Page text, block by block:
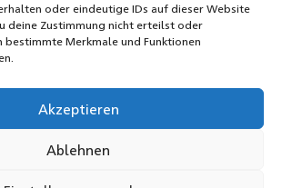
oder eindeutige IDs auf dieser Website
deine Zustimmung nicht erteilst oder
bestimmte Merkmale und Funktionen
Akzeptieren
Ablehnen